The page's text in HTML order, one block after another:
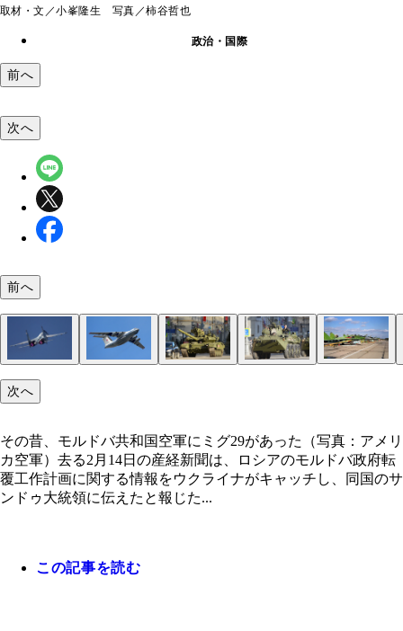
取材・文／小峯隆生 写真／柿谷哲也
政治・国際
前へ
空挺強襲を仕掛け、政権転覆を狙う（写真：柿谷
り、駐留ロシア軍が戦車を持ち込んで展開してい
真はT90A戦車。写真：柿谷哲也）
かもしれない（写真：柿谷哲也）
次へ
前へ
次へ
その昔、モルドバ共和国空軍にミグ29があった（写真：アメリ
カ空軍）去る2月14日の産経新聞は、ロシアのモルドバ政府転
覆工作計画に関する情報をウクライナがキャッチし、同国のサ
ンドゥ大統領に伝えたと報じた...
この記事を読む